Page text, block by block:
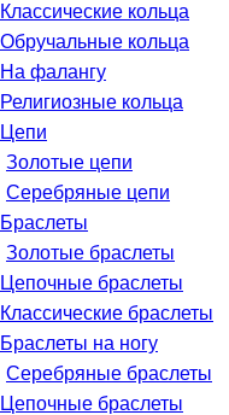
Классические кольца
Обручальные кольца
На фалангу
Религиозные кольца
Цепи
Золотые цепи
Серебряные цепи
Браслеты
Золотые браслеты
Цепочные браслеты
Классические браслеты
Браслеты на ногу
Серебряные браслеты
Цепочные браслеты